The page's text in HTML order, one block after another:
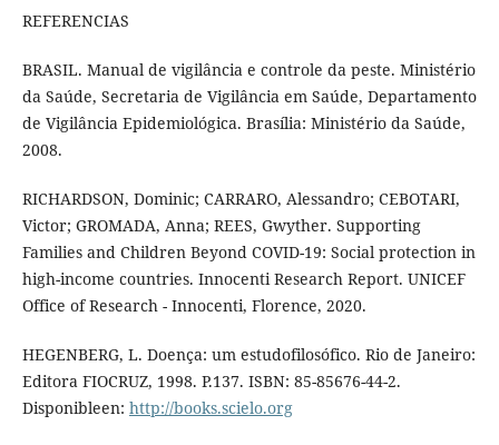
REFERENCIAS
BRASIL. Manual de vigilância e controle da peste. Ministério
da Saúde, Secretaria de Vigilância em Saúde, Departamento
de Vigilância Epidemiológica. Brasília: Ministério da Saúde,
2008.
RICHARDSON, Dominic; CARRARO, Alessandro; CEBOTARI,
Victor; GROMADA, Anna; REES, Gwyther. Supporting
Families and Children Beyond COVID-19: Social protection in
high-income countries. Innocenti Research Report. UNICEF
Office of Research - Innocenti, Florence, 2020.
HEGENBERG, L. Doença: um estudofilosófico. Rio de Janeiro:
Editora FIOCRUZ, 1998. P.137. ISBN: 85-85676-44-2.
Disponibleen: http://books.scielo.org